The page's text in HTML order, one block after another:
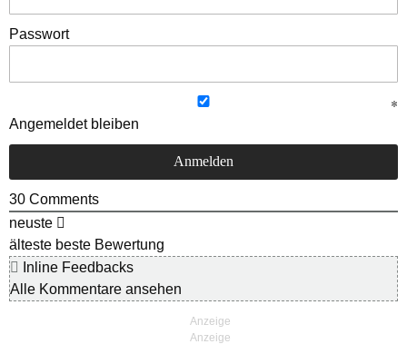
Passwort
Angemeldet bleiben
30 Comments
neuste
älteste beste Bewertung
Inline Feedbacks
Alle Kommentare ansehen